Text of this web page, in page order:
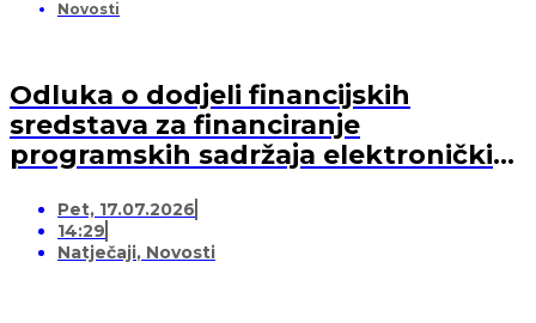
Novosti
Odluka o dodjeli financijskih
sredstava za financiranje
programskih sadržaja elektroničkih
medijskih usluga)
Pet, 17.07.2026
14:29
Natječaji, Novosti